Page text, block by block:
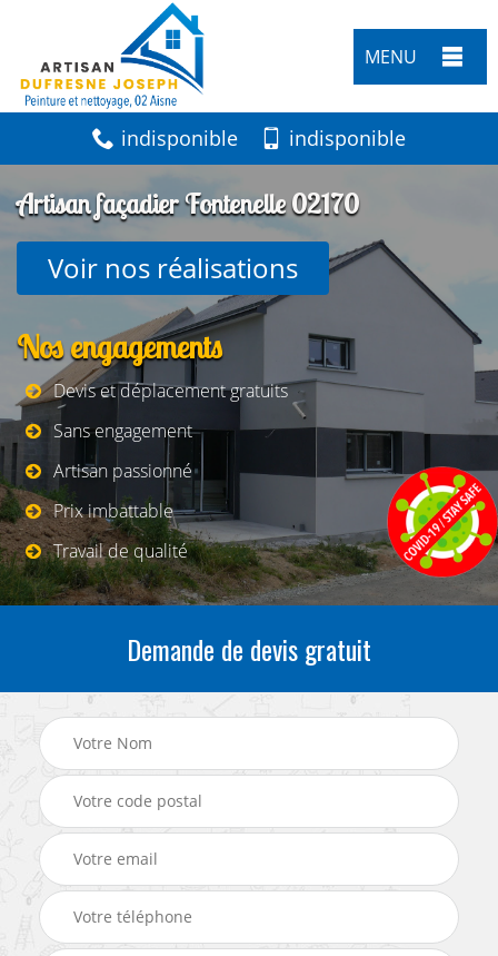
MENU
indisponible indisponible
Artisan façadier Fontenelle 02170
Voir nos réalisations
Nos engagements
Devis et déplacement gratuits
Sans engagement
Artisan passionné
Prix imbattable
Travail de qualité
Demande de devis gratuit